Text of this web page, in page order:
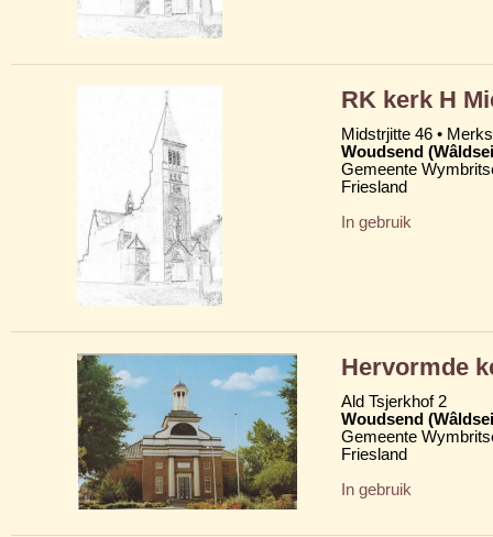
RK kerk H
Midstrjitte 46 •
Woudsend
Gemeente
Friesland
In gebruik
Hervormde
Ald Tsjerkhof 2
Woudsend
Gemeente
Friesland
In gebruik